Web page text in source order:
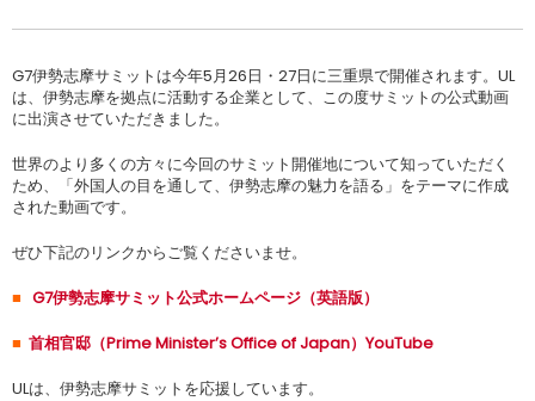
G7伊勢志摩サミットは今年5月26日・27日に三重県で開催されます。UL
は、伊勢志摩を拠点に活動する企業として、この度サミットの公式動画
に出演させていただきました。
世界のより多くの方々に今回のサミット開催地について知っていただく
ため、「外国人の目を通して、伊勢志摩の魅力を語る」をテーマに作成
された動画です。
ぜひ下記のリンクからご覧くださいませ。
■ G7伊勢志摩サミット公式ホームページ（英語版）
■ 首相官邸（Prime Minister’s Office of Japan）YouTube
ULは、伊勢志摩サミットを応援しています。